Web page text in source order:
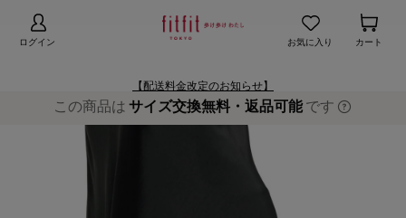
ログイン お気に入り カート
【配送料金改定のお知らせ】
この商品は サイズ交換無料・返品可能です